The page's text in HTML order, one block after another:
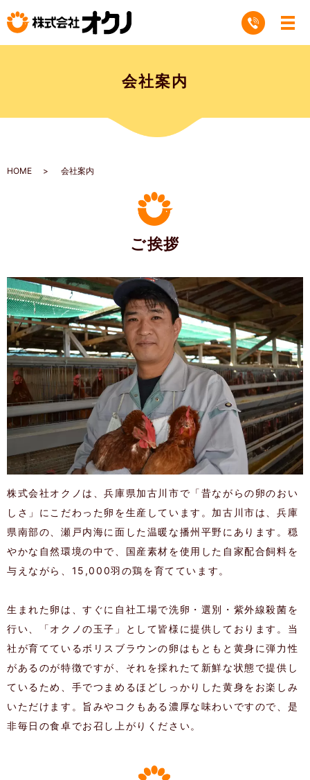
会社案内
HOME 会社案内
ご挨拶
株式会社オクノは、兵庫県加古川市で「昔ながらの卵のおい
しさ」にこだわった卵を生産しています。加古川市は、兵庫
県南部の、瀬戸内海に面した温暖な播州平野にあります。穏
やかな自然環境の中で、国産素材を使用した自家配合飼料を
与えながら、15,000羽の鶏を育てています。
生まれた卵は、すぐに自社工場で洗卵・選別・紫外線殺菌を
行い、「オクノの玉子」として皆様に提供しております。当
社が育てているボリスブラウンの卵はもともと黄身に弾力性
があるのが特徴ですが、それを採れたて新鮮な状態で提供し
ているため、手でつまめるほどしっかりした黄身をお楽しみ
いただけます。旨みやコクもある濃厚な味わいですので、是
非毎日の食卓でお召し上がりください。